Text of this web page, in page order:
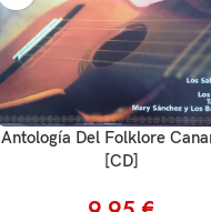
Antología Del Folklore
[CD]